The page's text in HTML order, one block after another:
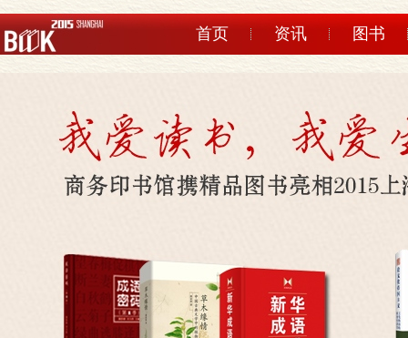
首页 资讯 图书